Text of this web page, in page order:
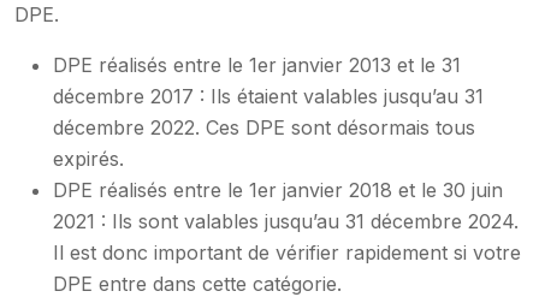
DPE.
DPE réalisés entre le 1er janvier 2013 et le 31
décembre 2017 : Ils étaient valables jusqu’au 31
décembre 2022. Ces DPE sont désormais tous
expirés.
DPE réalisés entre le 1er janvier 2018 et le 30 juin
2021 : Ils sont valables jusqu’au 31 décembre 2024.
Il est donc important de vérifier rapidement si votre
DPE entre dans cette catégorie.